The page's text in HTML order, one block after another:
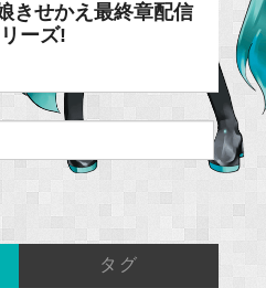
きせかえ最終章配信
ーズ!
タグ